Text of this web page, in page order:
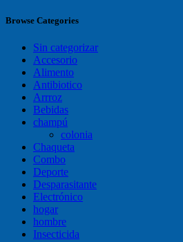
Browse Categories
Sin categorizar
Accesorio
Alimento
Antibiotico
Arrroz
Bebidas
champú
colonia
Chaqueta
Combo
Deporte
Desparasitante
Electrónico
hogar
hombre
Insecticida